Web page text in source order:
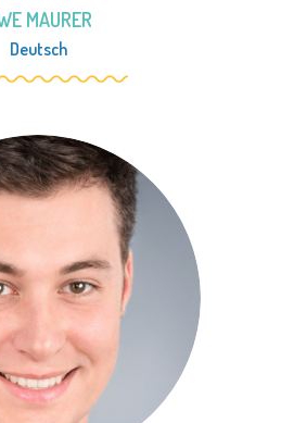
MAURER
Deutsch